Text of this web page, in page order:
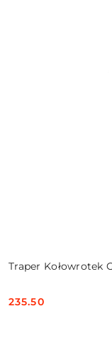
Traper Kołowrotek
Cena:
235.50